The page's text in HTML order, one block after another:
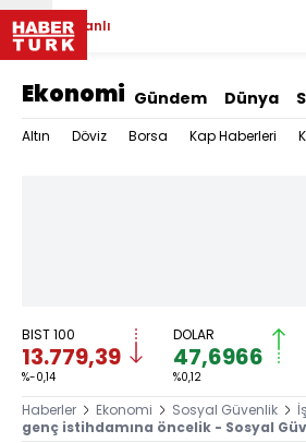
Canlı
Ekonomi Gündem Dünya
Altın Döviz Borsa Kap Haberleri
BIST 100
13.779,39
%-0,14
DOLAR
47,6966
%0,12
Haberler Ekonomi Sosyal Güvenlik
genç istihdamına öncelik - Sosyal